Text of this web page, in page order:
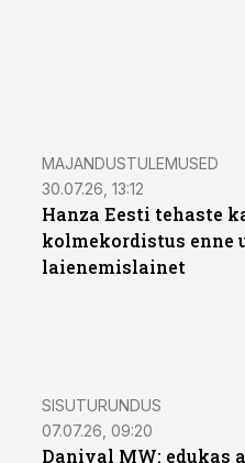
MAJANDUSTULEMUSED
30.07.26, 13:12
Hanza Eesti tehaste
kolmekordistus enne
laienemislainet
ST
SISUTURUNDUS
07.07.26, 09:20
Danival MW: edukas